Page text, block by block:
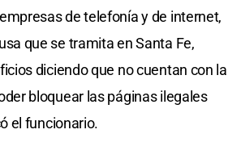
de telefonía y de internet,
que se tramita en Santa Fe,
diciendo que no cuentan con la
bloquear las páginas ilegales
el funcionario.